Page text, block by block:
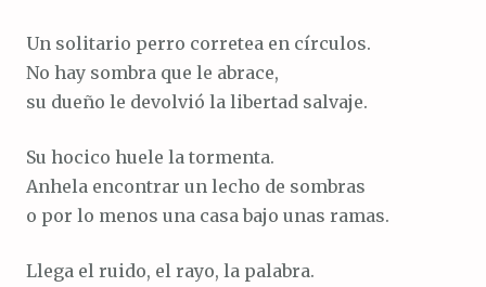
Un solitario perro corretea en círculos.
No hay sombra que le abrace,
su dueño le devolvió la libertad salvaje.
Su hocico huele la tormenta.
Anhela encontrar un lecho de sombras
o por lo menos una casa bajo unas ramas.
Llega el ruido, el rayo, la palabra.